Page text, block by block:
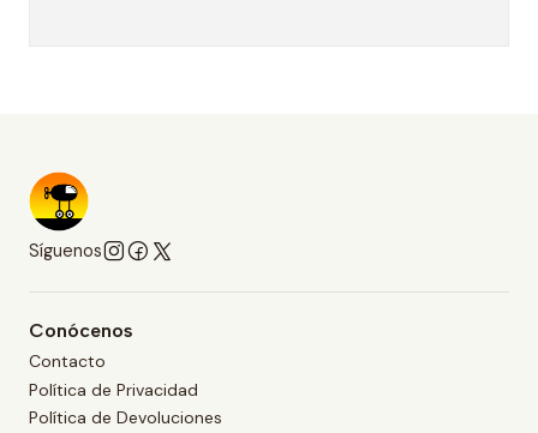
Síguenos
Conócenos
Contacto
Política de Privacidad
Política de Devoluciones